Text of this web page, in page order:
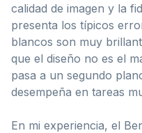
calidad de imagen y la
presenta los típicos
blancos son muy
que el diseño no es el
pasa a un segundo
desempeña en tareas
En mi experiencia, el